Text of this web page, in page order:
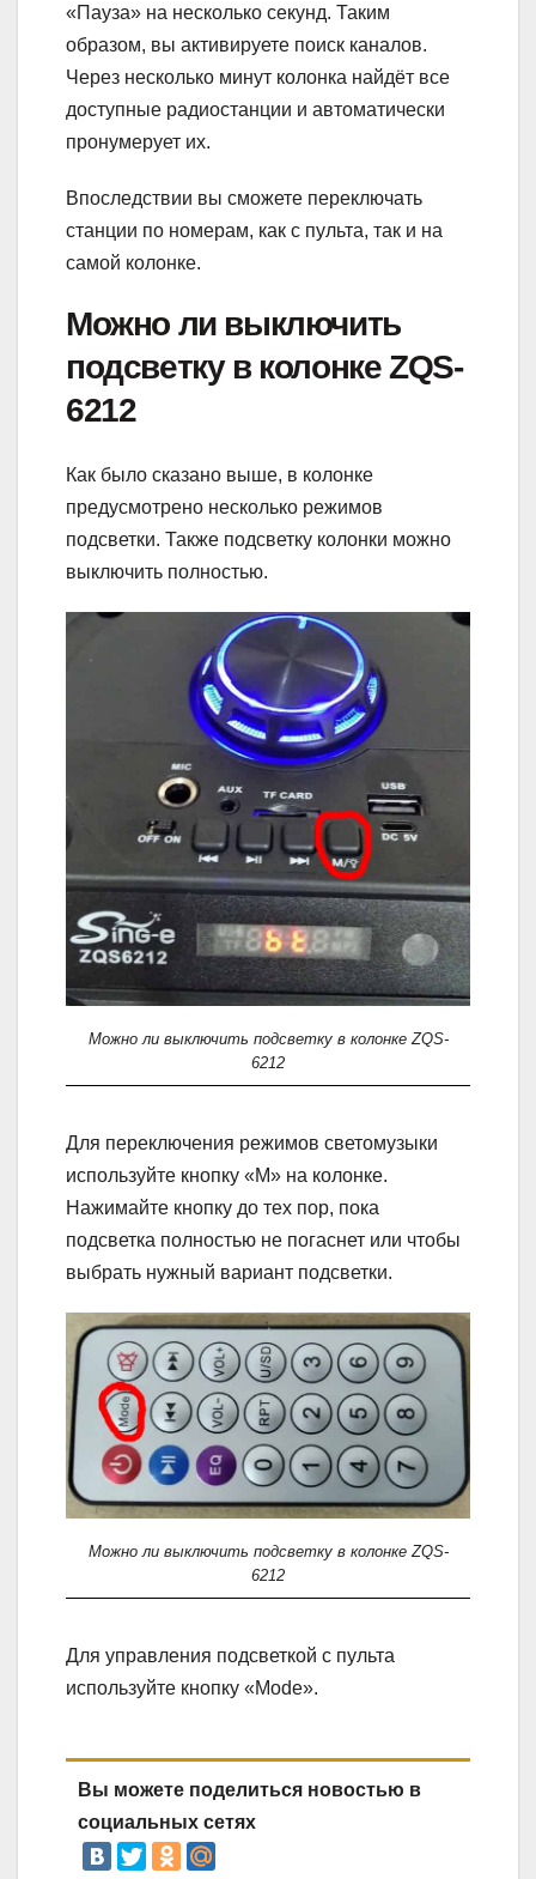
«Пауза» на несколько секунд. Таким
образом, вы активируете поиск каналов.
Через несколько минут колонка найдёт все
доступные радиостанции и автоматически
пронумерует их.
Впоследствии вы сможете переключать
станции по номерам, как с пульта, так и на
самой колонке.
Можно ли выключить
подсветку в колонке ZQS-
6212
Как было сказано выше, в колонке
предусмотрено несколько режимов
подсветки. Также подсветку колонки можно
выключить полностью.
Можно ли выключить подсветку в колонке ZQS-
6212
Для переключения режимов светомузыки
используйте кнопку «М» на колонке.
Нажимайте кнопку до тех пор, пока
подсветка полностью не погаснет или чтобы
выбрать нужный вариант подсветки.
Можно ли выключить подсветку в колонке ZQS-
6212
Для управления подсветкой с пульта
используйте кнопку «Mode».
Вы можете поделиться новостью в
социальных сетях